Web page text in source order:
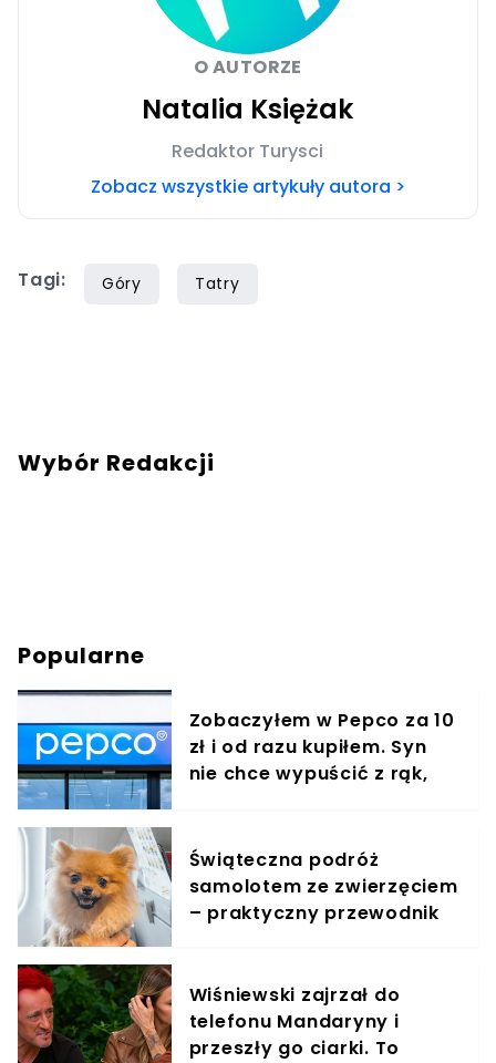
O AUTORZE
Natalia Księżak
Redaktor Turysci
Zobacz wszystkie artykuły autora >
Tagi: Góry Tatry
Wybór Redakcji
Popularne
Zobaczyłem w Pepco za 10
zł i od razu kupiłem. Syn
nie chce wypuścić z rąk,
Świąteczna podróż
samolotem ze zwierzęciem
– praktyczny przewodnik
Wiśniewski zajrzał do
telefonu Mandaryny i
przeszły go ciarki. To